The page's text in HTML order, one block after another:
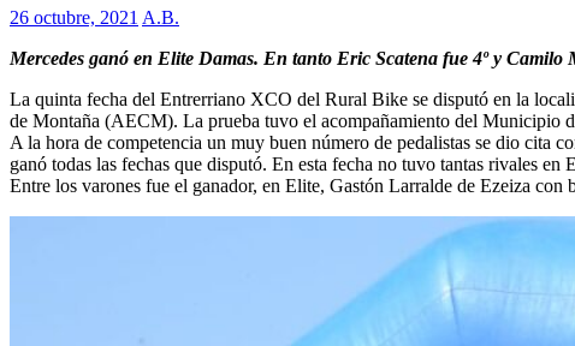
26 octubre, 2021 A.B.
Mercedes ganó en Elite Damas. En tanto Eric Scatena fue 4º y Camilo
La quinta fecha del Entrerriano XCO del Rural Bike se disputó en la
de Montaña (AECM). La prueba tuvo el acompañamiento del Municipio
A la hora de competencia un muy buen número de pedalistas se dio cita
ganó todas las fechas que disputó. En esta fecha no tuvo tantas rivales
Entre los varones fue el ganador, en Elite, Gastón Larralde de Ezeiza